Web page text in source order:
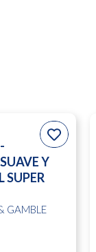
Y
SUPER
GAMBLE